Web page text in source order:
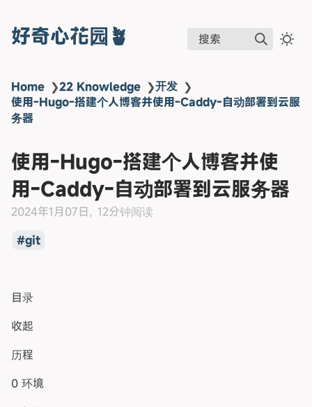
好奇心花园🪴 搜索
Home ❯22 Knowledge ❯开发 ❯
使用-Hugo-搭建个人博客并使用-Caddy-自动部署到云服
务器
使用-Hugo-搭建个人博客并使
用-Caddy-自动部署到云服务器
2024年1月07日
12分钟阅读
git
目录
收起
历程
0 环境